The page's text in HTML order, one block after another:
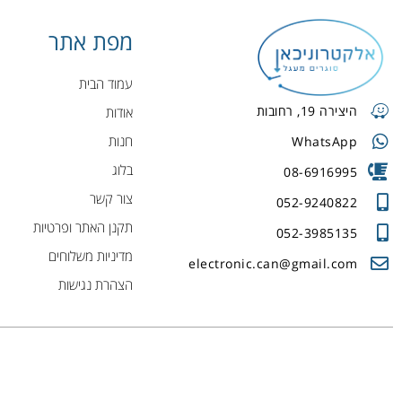
היצירה 19, רחובות
WhatsApp
08-6916995
052-9240822
052-3985135
electronic.can@gmail.com
מפת אתר
עמוד הבית
אודות
חנות
בלוג
צור קשר
תקנן האתר ופרטיות
מדיניות משלוחים
הצהרת נגישות